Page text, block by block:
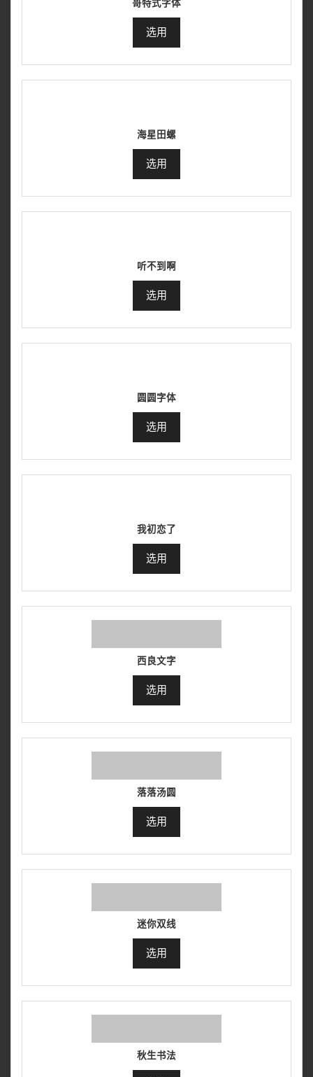
哥特式字体
选用
海星田螺
选用
听不到啊
选用
圆圆字体
选用
我初恋了
选用
西良文字
选用
落落汤圆
选用
迷你双线
选用
秋生书法